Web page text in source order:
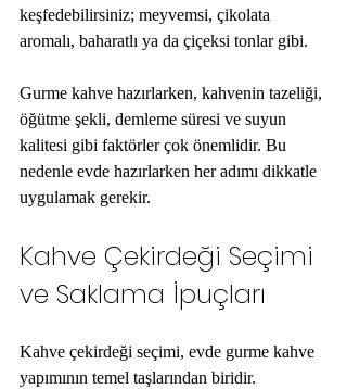
keşfedebilirsiniz; meyvemsi, çikolata
aromalı, baharatlı ya da çiçeksi tonlar gibi.
Gurme kahve hazırlarken, kahvenin tazeliği,
öğütme şekli, demleme süresi ve suyun
kalitesi gibi faktörler çok önemlidir. Bu
nedenle evde hazırlarken her adımı dikkatle
uygulamak gerekir.
Kahve Çekirdeği Seçimi
ve Saklama İpuçları
Kahve çekirdeği seçimi, evde gurme kahve
yapımının temel taşlarından biridir.